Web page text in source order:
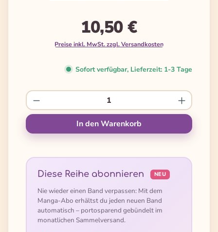
10,50 €
Preise inkl. MwSt. zzgl. Versandkosten
Sofort verfügbar, Lieferzeit: 1-3 Tage
Produkt Anzahl: Gib den gewünschten
In den Warenkorb
Diese Reihe abonnieren NEU
Nie wieder einen Band verpassen: Mit dem
Manga-Abo erhältst du jeden neuen Band
automatisch – portosparend gebündelt im
monatlichen Sammelversand.